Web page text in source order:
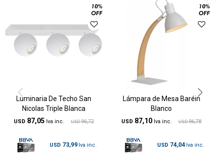
Luminaria De Techo San
Nicolas Triple Blanca
USD 87,05 USD 96,72
USD 73,99
Lámpara de Mesa Baréin
Blanco
USD 87,10 USD 96,78
USD 74,04